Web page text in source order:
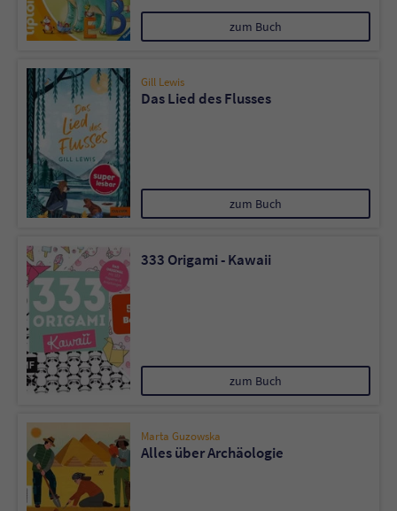
zum Buch
Gill Lewis
Das Lied des Flusses
zum Buch
333 Origami - Kawaii
zum Buch
Marta Guzowska
Alles über Archäologie
Name tx_pwcomments_ahash
Anbieter Literatur-Couch Medien GmbH & Co. KG
Laufzeit 1 Jahr
Zweck Cookie für Kommentare einzelner Buchtitel
Name fe_typo_user
Anbieter Literatur-Couch Medien GmbH & Co. KG
Laufzeit Session
Zweck
Dieses Cookie gewährleistet die
Kommunikation der Webseite mit dem
Benutzer. Es wird benötigt um z. B. den
Sicherheitscode des Kontaktformulars zu
überprüfen.